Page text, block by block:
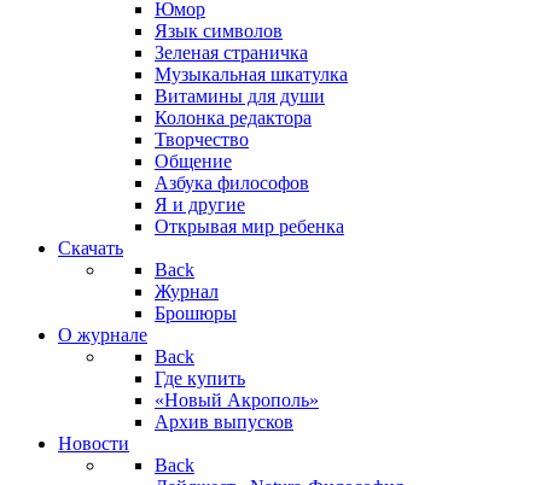
Юмор
Язык символов
Зеленая страничка
Музыкальная шкатулка
Витамины для души
Колонка редактора
Творчество
Общение
Азбука философов
Я и другие
Открывая мир ребенка
Скачать
Back
Журнал
Брошюры
О журнале
Back
Где купить
«Новый Акрополь»
Архив выпусков
Новости
Back